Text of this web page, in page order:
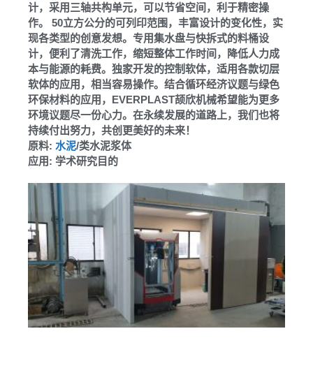
计，采用三轴共构单元，可以节省空间，利于精密操
作。 50立方公分的可列印范围，丰富设计的变化性，实
现各类型的创意发想。专用集水盘与快拆式的料桶设
计，便利了清洗工作，缩短整体工作时间，降低人力成
本与能源的耗费。独家开发的控制软体，适用各款切层
软体的应用，相当容易操作。结合循环经济议题与绿色
环保材料的应用，EVERPLAST颉欣机械希望能为更多
环境议题尽一份心力。在永续发展的道路上，我们也将
持续付出努力，共创更美好的未来！
原料: 水泥/类水泥浆体
应用: 学术研究目的